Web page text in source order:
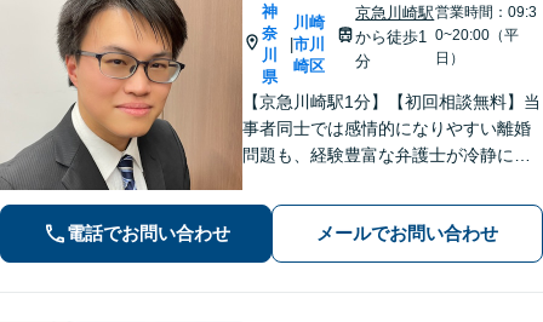
神
奈
川
県
|
川崎
市川
崎区
京急川崎駅
から徒歩1
分
営業時間：09:3
0~20:00（平
日）
【京急川崎駅1分】【初回相談無料】当
事者同士では感情的になりやすい離婚
問題も、経験豊富な弁護士が冷静に解
族」に発展する前に、ぜひ私にご相談
ください。ご家族の状況を整理し、最
適な解決策を一緒に見出しましょう。
電話でお問い合わせ メールでお問い合わせ